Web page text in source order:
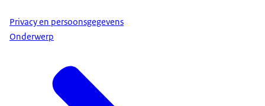
Privacy en persoonsgegevens
Onderwerp